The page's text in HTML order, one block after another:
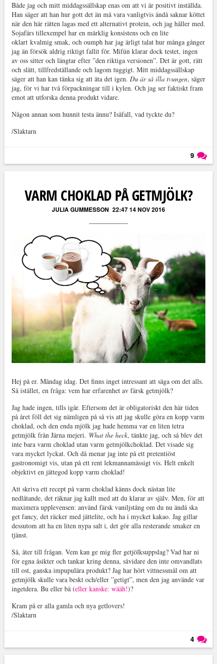
Både jag och mitt middagssällskap enas om att vi är positivt inställda.
Han säger att han hur gott det än må vara vanligtvis ändå saknar köttet
när den här rätten lagas med ett alternativt protein, och jag håller med.
Sojafärs tillexempel har en märklig konsistens och en lite
oklart kvalmig smak, och oumph har jag ärligt talat hur många gånger
jag än försök aldrig riktigt fallit för. Mifún klarar dock testet, ingen
av oss sitter och längtar efter ”den riktiga versionen”. Det är gott, rätt
och slätt, tillfredställande och lagom tuggigt. Mitt middagssällskap
säger att han kan tänka sig att äta det igen. Du är så illa tvungen, säger
jag, för vi har två förpackningar till i kylen. Och jag ser faktiskt fram
emot att utforska denna produkt vidare.
Någon annan som hunnit testa ännu? Isåfall, vad tyckte du?
/Slaktarn
9
VARM CHOKLAD PÅ GETMJÖLK?
JULIA GUMMESSON 22:47 14 NOV 2016
Hej på er. Måndag idag. Det finns inget intressant att säga om det alls.
Så istället, en fråga: vem har erfarenhet av färsk getmjölk?
Jag hade ingen, tills igår. Eftersom det är obligatoriskt den här tiden
på året föll det sig nämligen på så vis att jag skulle göra en kopp varm
choklad, och den enda mjölk jag hade hemma var en liten tetra
getmjölk från Järna mejeri. What the heck, tänkte jag, och så blev det
inte bara varm choklad utan varm getmjölkchoklad. Det visade sig
vara mycket lyckat. Och då menar jag inte på ett pretentiöst
gastronomigt vis, utan på ett rent lekmannamässigt vis. Helt enkelt
objektivt en jättegod kopp varm choklad!
Att skriva ett recept på varm choklad känns dock nästan lite
nedlåtande, det räknar jag kallt med att du klarar av själv. Men, för att
maximera upplevensen: använd färsk vaniljstång om du nu ändå ska
get fancy, det räcker med jättelite, och ha i mycket kakao. Jag gillar
dessutom att ha en liten nypa salt i, det gör alla resterande smaker en
tjänst.
Så, åter till frågan. Vem kan ge mig fler getjölksuppslag? Vad har ni
för egna åsikter och tankar kring denna, såvidare den inte omvandlats
till ost, ganska impupulära produkt? Jag har hört vittnessmål om att
getmjölk skulle vara beskt och/eller ”getigt”, men den jag använde var
ingetdera. Bu eller bä (eller kanske: wääh!)?
Kram på er alla gamla och nya getlovers!
/Slaktarn
4